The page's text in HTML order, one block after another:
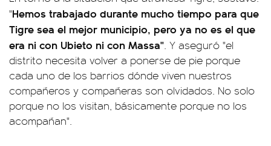
"Hemos trabajado durante mucho tiempo para que
Tigre sea el mejor municipio, pero ya no es el que
era ni con Ubieto ni con Massa". Y aseguró "el
distrito necesita volver a ponerse de pie porque
cada uno de los barrios dónde viven nuestros
compañeros y compañeras son olvidados. No solo
porque no los visitan, básicamente porque no los
acompañan".